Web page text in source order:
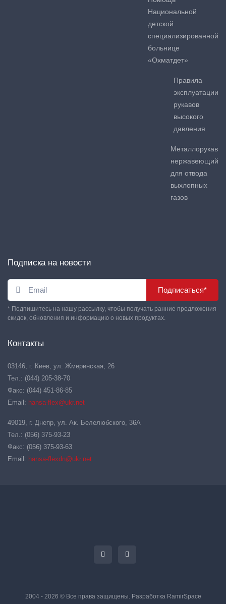
Национальной
детской
специализированной
больнице
«Охматдет»
Правила
эксплуатации
рукавов
высокого
давления
Металлорукав
нержавеющий
для отвода
выхлопных
газов
Подписка на новости
Подписаться*
* Подпишитесь на нашу рассылку, чтобы получать ранние предложения
скидок, обновления и информацию о новых продуктах.
Контакты
03146, г. Киев, ул. Жмеринская, 26
Тел.: (044) 205-38-70
Факс: (044) 451-86-85
Email: hansa-flex@ukr.net
49019, г. Днепр, ул. Ак. Белелюбского, 36А
Тел.: (056) 375-93-23
Факс: (056) 375-93-63
Email: hansa-flexdn@ukr.net
2004 - 2026 © Все права защищены. Разработка RamirSpace